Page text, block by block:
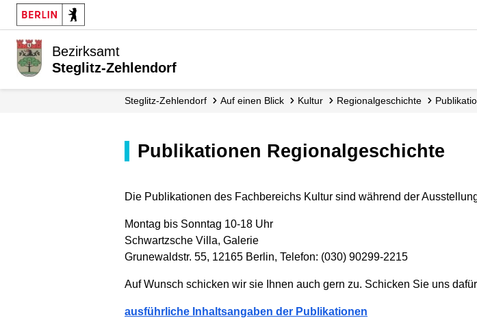
Bezirksamt
Steglitz-Zehlendorf
Steglitz-Zehlendorf Auf einen Blick Kultur Regional­geschichte
Publikationen Regionalgeschichte
Die Publikationen des Fachbereichs Kultur sind während der
Montag bis Sonntag 10-18 Uhr
Schwartzsche Villa, Galerie
Grunewaldstr. 55, 12165 Berlin, Telefon: (030) 90299-2215
Auf Wunsch schicken wir sie Ihnen auch gern zu. Schicken Sie uns
ausführliche Inhaltsangaben der Publikationen